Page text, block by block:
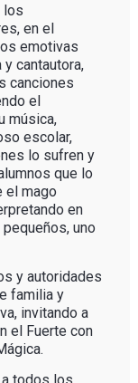
los
en el
emotivas
cantautora,
canciones
el
música,
escolar,
lo sufren y
que lo
el mago
en
uno
y autoridades
familia y
invitando a
el Fuerte con